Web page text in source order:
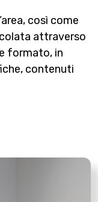
così come
attraverso
formato, in
contenuti